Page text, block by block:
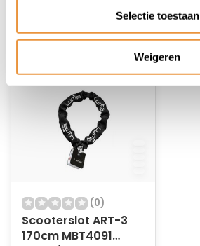
Selectie toestaan
Weigeren
44,95
(0)
Scooterslot ART-3
170cm MBT4091